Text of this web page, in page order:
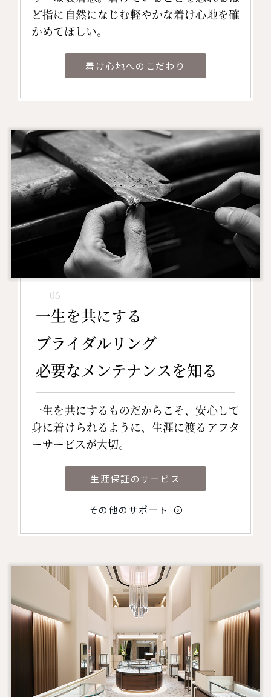
ど指に自然になじむ軽やかな着け心地を確
かめてほしい。
着け心地へのこだわり
― 05
一生を共にする
ブライダルリング
必要なメンテナンスを知る
一生を共にするものだからこそ、安心して
身に着けられるように、生涯に渡るアフタ
ーサービスが大切。
生涯保証のサービス
その他のサポート